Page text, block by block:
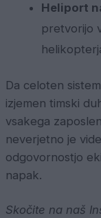
Heliport
pretvorijo
Da celoten
izjemen timski
vsakega
neverjetno je
odgovornostjo
napak.
Skočite na naš